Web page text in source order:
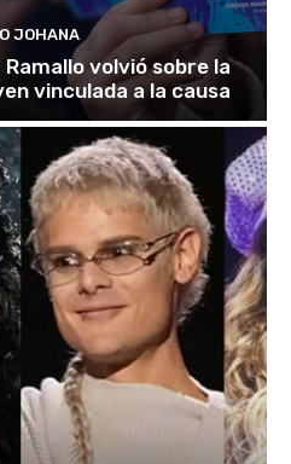
JOHANA
volvió sobre la
vinculada a la causa